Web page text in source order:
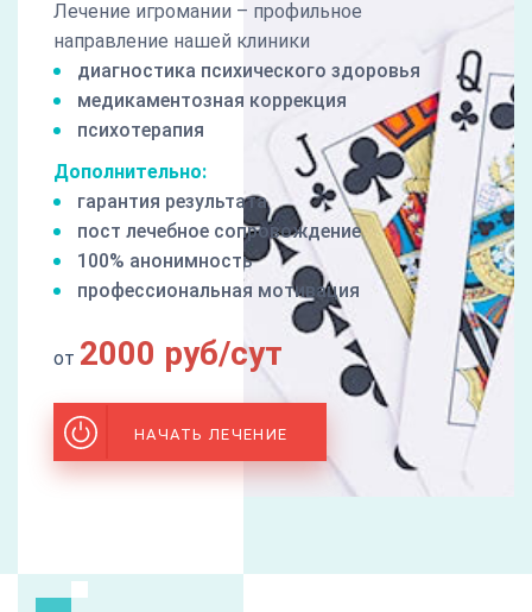
Лечение игромании – профильное
направление нашей клиники
диагностика психического здоровья
медикаментозная коррекция
психотерапия
Дополнительно:
гарантия результата
пост лечебное сопровождение
100% анонимность
профессиональная мотивация
от 2000 руб/сут
НАЧАТЬ ЛЕЧЕНИЕ